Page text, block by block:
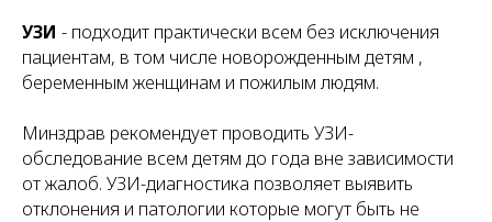
УЗИ - подходит практически всем без исключения
пациентам, в том числе новорожденным детям ,
беременным женщинам и пожилым людям.
Минздрав рекомендует проводить УЗИ-
обследование всем детям до года вне зависимости
от жалоб. УЗИ-диагностика позволяет выявить
отклонения и патологии которые могут быть не